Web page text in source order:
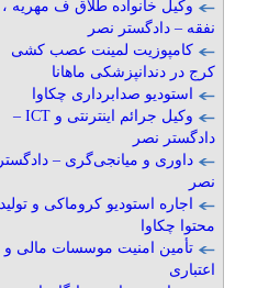
» آگهی برنزی (توان ۱)
مشاور ایزو در اصفهان
پایا توسعه
تلفن: ۰۳۱-۳۶۶۴۵۴۳۳
درمان خار پاشنه در شهرک
غرب
تلفن: ۰۲۱۴۶۲۹۱۷۴۶
وکیل خانواده طلاق ف مهریه ،
نفقه – دادگستر نصر
کامپوزیت لمینت عصب کشی
کرج در دندانپزشکی ماهانا
استودیو صدابرداری چکاوا
وکیل جرائم اینترنتی و ICT –
دادگستر نصر
داوری و میانجی‌گری – دادگستر
نصر
اجاره استودیو کروماکی و تولید
محتوا چکاوا
تأمین امنیت موسسات مالی و
اعتباری